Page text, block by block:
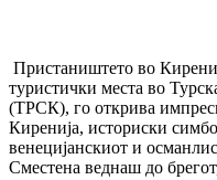
Пристаништето во
туристички места во
(ТРСК), го открива
Киренија, историски
венецијанскиот и
Сместена веднаш до